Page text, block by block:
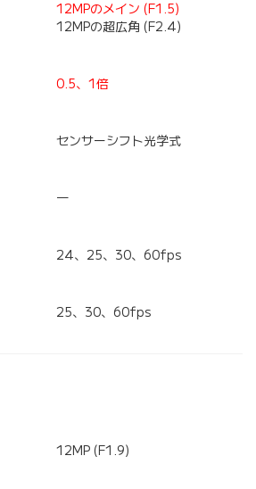
12MPのメイン (F1.5)
12MPの超広角 (F2.4)
0.5、1倍
センサーシフト光学式
―
24、25、30、60fps
25、30、60fps
12MP (F1.9)